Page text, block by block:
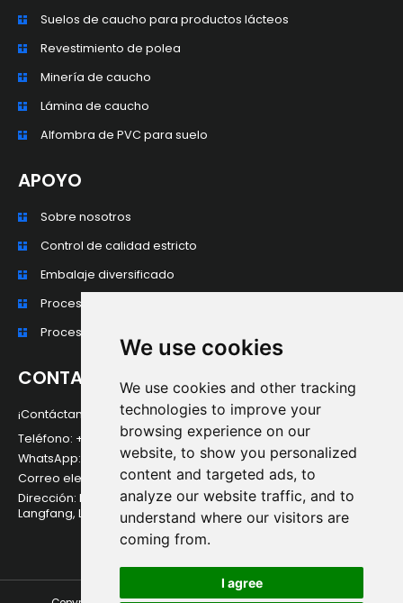
We use cookies
We use cookies and other tracking
technologies to improve your
browsing experience on our
website, to show you personalized
content and targeted ads, to
analyze our website traffic, and to
understand where our visitors are
coming from.
I agree
Suelos de caucho para productos lácteos
Revestimiento de polea
Minería de caucho
Lámina de caucho
Alfombra de PVC para suelo
APOYO
Sobre nosotros
Control de calidad estricto
Embalaje diversificado
Proceso de producción
Procesamiento profundo y personalización
CONTACTO
¡Contáctanos para cualquier pregunta!
Teléfono: +86 15175684749
WhatsApp: +86 15175684749
Correo electrónico: karla@aobonewmaterial.com
Dirección: Edificio Ford, Condado de Dacheng, Ciudad de
Langfang, Langfang, China